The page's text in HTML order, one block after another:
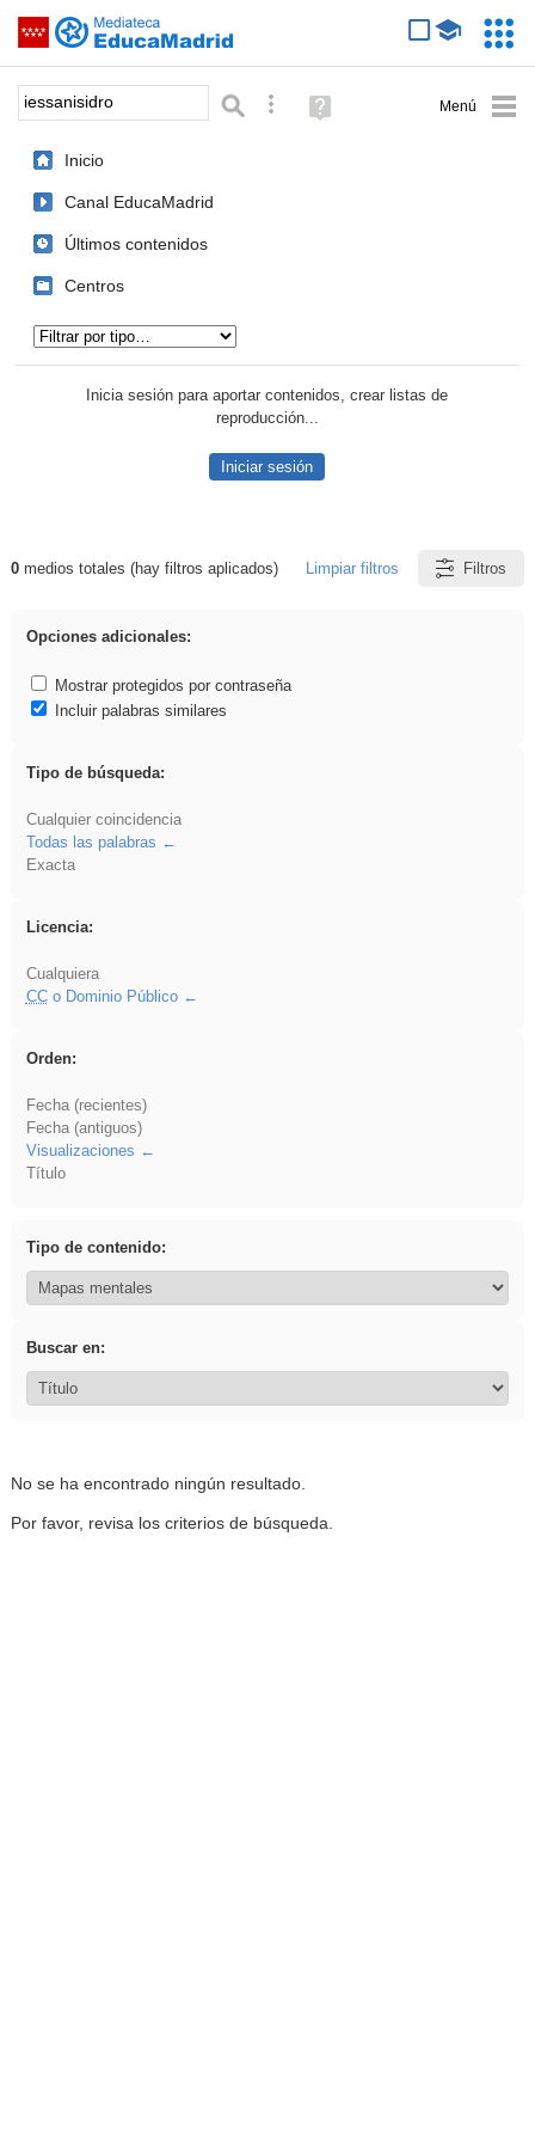
Saltar navegación
Palabra o frase: Búsqueda avanzada
Ayuda
(en
Inicio
Canal EducaMadrid
Últimos contenidos
Centros
Inicia sesión para aportar contenidos, crear listas de
reproducción...
Iniciar sesión
Resultados de: iessanisidro
0medios totales (hay filtros aplicados) Limpiar filtros Filtros
Opciones adicionales:
Mostrar protegidos por contraseña
Incluir palabras similares
Tipo de búsqueda:
Cualquier coincidencia
Todas las palabras
Exacta
Licencia:
Cualquiera
CCo Dominio Público
Orden:
Fecha (recientes)
Fecha (antiguos)
Visualizaciones
Título
Tipo de contenido:
Buscar en:
No se ha encontrado ningún resultado.
Por favor, revisa los criterios de búsqueda.